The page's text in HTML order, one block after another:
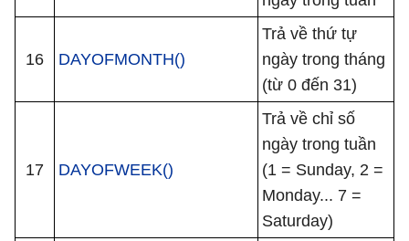
16 DAYOFMONTH()
Trả về thứ tự
ngày trong tháng
(từ 0 đến 31)
17 DAYOFWEEK()
Trả về chỉ số
ngày trong tuần
(1 = Sunday, 2 =
Monday... 7 =
Saturday)